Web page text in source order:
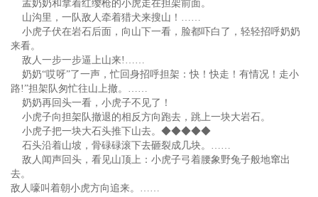
孟奶奶和拿着红缨枪的小虎走在担架前面。
山沟里，一队敌人牵着猎犬来搜山！……
小虎子伏在岩石后面，向山下一看，脸都吓白了，轻轻招呼奶奶
来看。
敌人一步一步逼上山来!……
奶奶“哎呀”了一声，忙回身招呼担架：快！快走！有情况！走小
路!”担架队匆忙往山上撤。……
奶奶再回头一看，小虎子不见了！
小虎子向担架队撤退的相反方向跑去，跳上一块大岩石。
小虎子把一块大石头推下山去。◆◆◆◆◆
石头沿着山坡，骨碌碌滚下去砸裂成几块。……
敌人闻声回头，看见山顶上：小虎子弓着腰象野兔子般地窜出
去。
敌人嚎叫着朝小虎方向追来。……